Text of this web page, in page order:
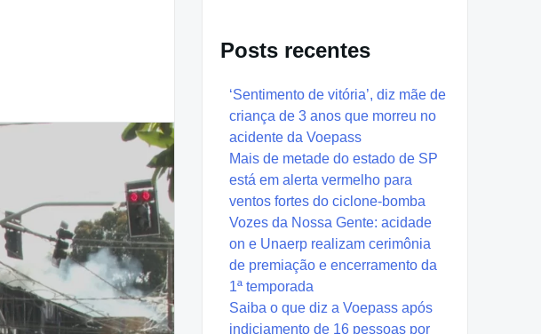
Posts recentes
‘Sentimento de vitória’, diz mãe de
criança de 3 anos que morreu no
acidente da Voepass
Mais de metade do estado de SP
está em alerta vermelho para
ventos fortes do ciclone-bomba
Vozes da Nossa Gente: acidade
on e Unaerp realizam cerimônia
de premiação e encerramento da
1ª temporada
Saiba o que diz a Voepass após
indiciamento de 16 pessoas por